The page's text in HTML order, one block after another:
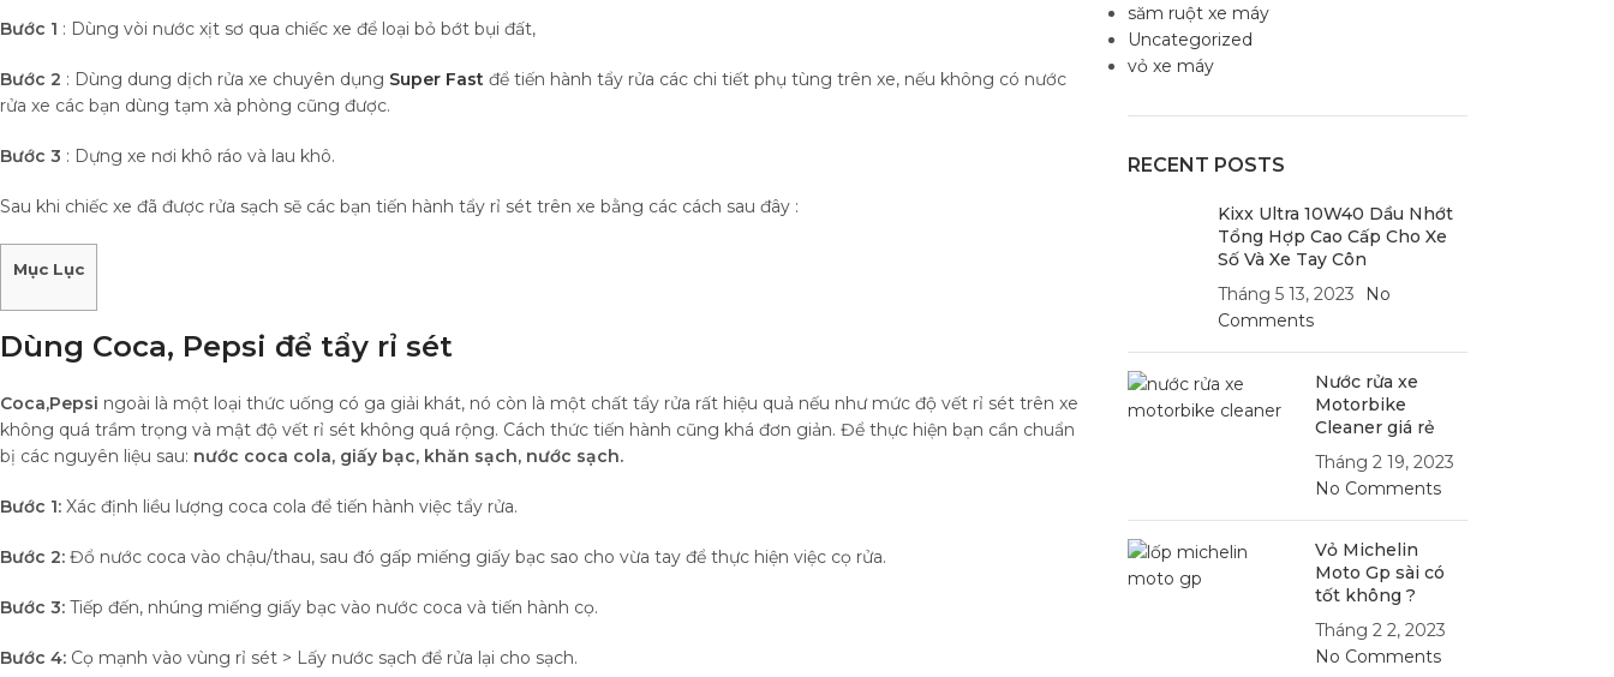
Bước 1 : Dùng vòi nước xịt sơ qua chiếc xe để loại bỏ bớt bụi đất,
Bước 2 : Dùng dung dịch rửa xe chuyên dụng Super Fast để tiến hành tẩy rửa các chi tiết phụ tùng trên xe, nếu không có nước
rửa xe các bạn dùng tạm xà phòng cũng được.
Bước 3 : Dựng xe nơi khô ráo và lau khô.
Sau khi chiếc xe đã được rửa sạch sẽ các bạn tiến hành tẩy rỉ sét trên xe bằng các cách sau đây :
Mục Lục
Dùng Coca, Pepsi để tẩy rỉ sét
Coca,Pepsi ngoài là một loại thức uống có ga giải khát, nó còn là một chất tẩy rửa rất hiệu quả nếu như mức độ vết rỉ sét trên xe
không quá trầm trọng và mật độ vết rỉ sét không quá rộng. Cách thức tiến hành cũng khá đơn giản. Để thực hiện bạn cần chuẩn
bị các nguyên liệu sau: nước coca cola, giấy bạc, khăn sạch, nước sạch.
Bước 1: Xác định liều lượng coca cola để tiến hành việc tẩy rửa.
Bước 2: Đổ nước coca vào chậu/thau, sau đó gấp miếng giấy bạc sao cho vừa tay để thực hiện việc cọ rửa.
Bước 3: Tiếp đến, nhúng miếng giấy bạc vào nước coca và tiến hành cọ.
Bước 4: Cọ mạnh vào vùng rỉ sét > Lấy nước sạch để rửa lại cho sạch.
săm ruột xe máy
Uncategorized
vỏ xe máy
RECENT POSTS
Kixx Ultra 10W40 Dầu Nhớt
Tổng Hợp Cao Cấp Cho Xe
Số Và Xe Tay Côn
Tháng 5 13, 2023
No
Comments
Nước rửa xe
Motorbike
Cleaner giá rẻ
Tháng 2 19, 2023
No Comments
Vỏ Michelin
Moto Gp sài có
tốt không ?
Tháng 2 2, 2023
No Comments